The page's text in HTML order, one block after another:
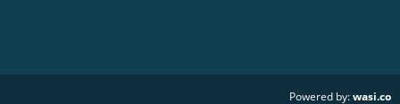
Powered by:wasi.co